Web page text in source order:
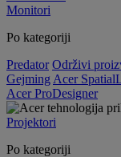
Monitori
Po kategoriji
Predator Održivi
Gejming Acer
Acer ProDesigner
Projektori
Po kategoriji